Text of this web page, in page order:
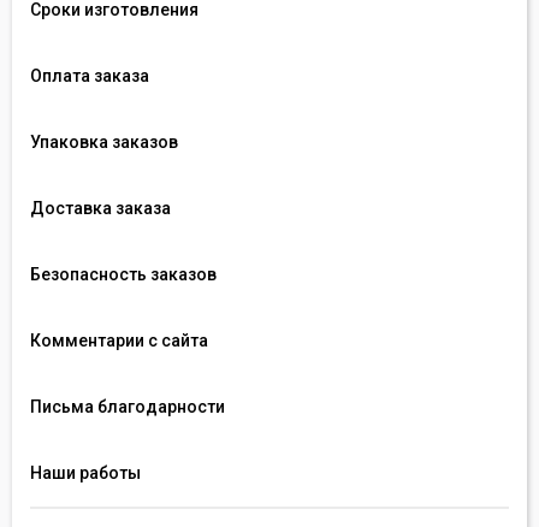
Сроки изготовления
Оплата заказа
Упаковка заказов
Доставка заказа
Безопасность заказов
Комментарии с сайта
Письма благодарности
Наши работы